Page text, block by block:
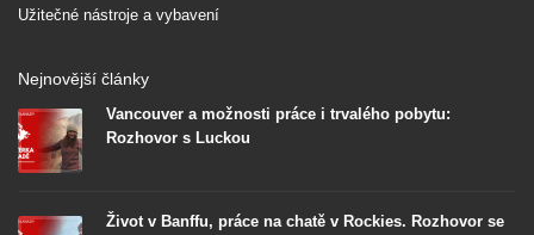
Užitečné nástroje a vybavení
Nejnovější články
Vancouver a možnosti práce i trvalého pobytu:
Rozhovor s Luckou
Život v Banffu, práce na chatě v Rockies. Rozhovor se